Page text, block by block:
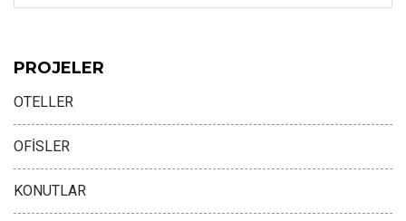
PROJELER
OTELLER
OFİSLER
KONUTLAR